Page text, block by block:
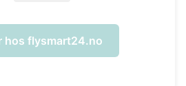
hos flysmart24.no